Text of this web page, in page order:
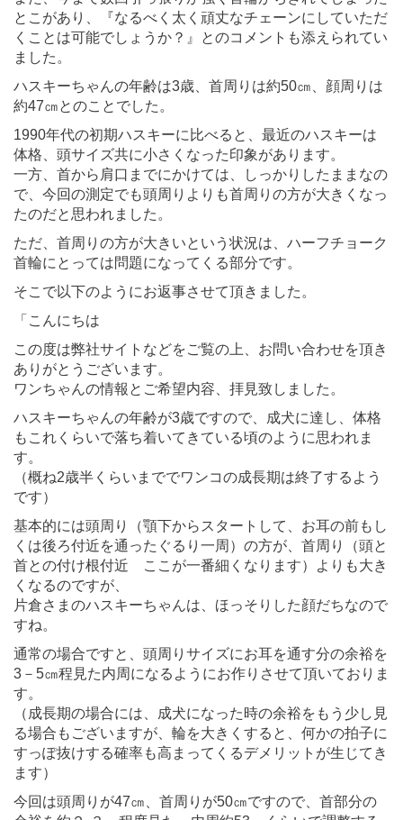
とこがあり、『なるべく太く頑丈なチェーンにしていただ
くことは可能でしょうか？』とのコメントも添えられてい
ました。
ハスキーちゃんの年齢は3歳、首周りは約50㎝、顔周りは
約47㎝とのことでした。
1990年代の初期ハスキーに比べると、最近のハスキーは
体格、頭サイズ共に小さくなった印象があります。
一方、首から肩口までにかけては、しっかりしたままなの
で、今回の測定でも頭周りよりも首周りの方が大きくなっ
たのだと思われました。
ただ、首周りの方が大きいという状況は、ハーフチョーク
首輪にとっては問題になってくる部分です。
そこで以下のようにお返事させて頂きました。
「こんにちは
この度は弊社サイトなどをご覧の上、お問い合わせを頂き
ありがとうございます。
ワンちゃんの情報とご希望内容、拝見致しました。
ハスキーちゃんの年齢が3歳ですので、成犬に達し、体格
もこれくらいで落ち着いてきている頃のように思われま
す。
（概ね2歳半くらいまででワンコの成長期は終了するよう
です）
基本的には頭周り（顎下からスタートして、お耳の前もし
くは後ろ付近を通ったぐるり一周）の方が、首周り（頭と
首との付け根付近 ここが一番細くなります）よりも大き
くなるのですが、
片倉さまのハスキーちゃんは、ほっそりした顔だちなので
すね。
通常の場合ですと、頭周りサイズにお耳を通す分の余裕を
3－5㎝程見た内周になるようにお作りさせて頂いておりま
す。
（成長期の場合には、成犬になった時の余裕をもう少し見
る場合もございますが、輪を大きくすると、何かの拍子に
すっぽ抜けする確率も高まってくるデメリットが生じてき
ます）
今回は頭周りが47㎝、首周りが50㎝ですので、首部分の